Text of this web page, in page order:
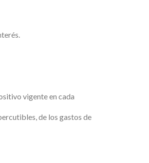
vigente en cada
de los gastos de